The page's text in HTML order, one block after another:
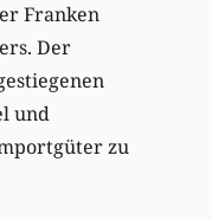
Franken
Der
und
zu